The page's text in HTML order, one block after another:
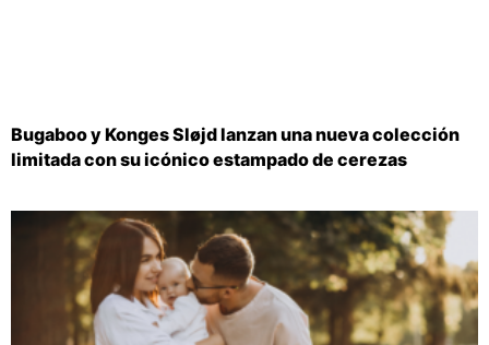
Bugaboo y Konges Sløjd lanzan una nueva colección
limitada con su icónico estampado de cerezas